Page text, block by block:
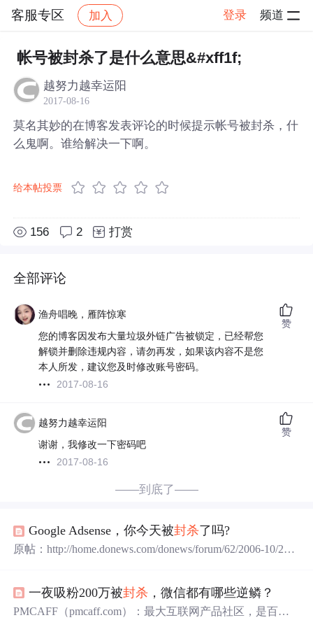
客服专区 加入 登录 频道
社区 客服专区 帖子详情
帐号被封杀了是什么意思&#xff1f;
越努力越幸运阳
2017-08-16
莫名其妙的在博客发表评论的时候提示帐号被封杀，什
么鬼啊。谁给解决一下啊。
给本帖投票
156 2 打赏
全部评论
渔舟唱晚，雁阵惊寒
您的博客因发布大量垃圾外链广告被锁定，已经帮您
解锁并删除违规内容，请勿再发，如果该内容不是您
本人所发，建议您及时修改账号密码。
2017-08-16
赞
越努力越幸运阳
谢谢，我修改一下密码吧
2017-08-16
赞
——到底了——
Google Adsense，你今天被封杀了吗?
原帖：http://home.donews.com/donews/forum/62/2006-10/23/6
猫腻。对此，小弟颇有感想。故此写点东西跟大家交流交
流。 Google Adsense，你今天被封杀了吗?如果你的回答是
一夜吸粉200万被封杀 ，微信都有哪些逆鳞？
PMCAFF（pmcaff.com）：最大互联网产品社区，是百